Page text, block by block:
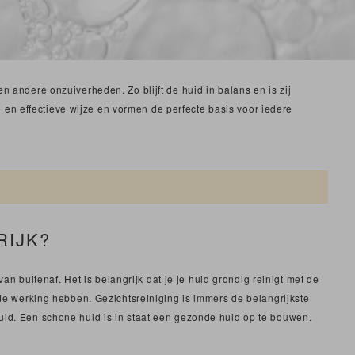
andere onzuiverheden. Zo blijft de huid in balans en is zij
effectieve wijze en vormen de perfecte basis voor iedere
buitenaf. Het is belangrijk dat je je huid grondig reinigt met de
werking hebben. Gezichtsreiniging is immers de belangrijkste
Een schone huid is in staat een gezonde huid op te bouwen.